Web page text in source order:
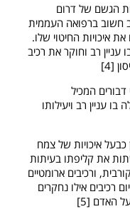
הגשם של דרום
חשוב ברפואה העממית
איכויות החיטוי שלו.
רב וחוקר את רכיב
[4]
המכיל
עניין רב ויעילותו
כבעל איכויות של צמח
את קליפתו בעיתות
ורכיבים ארומטיים
רכיבים אילו נחקרים
האדם [5]